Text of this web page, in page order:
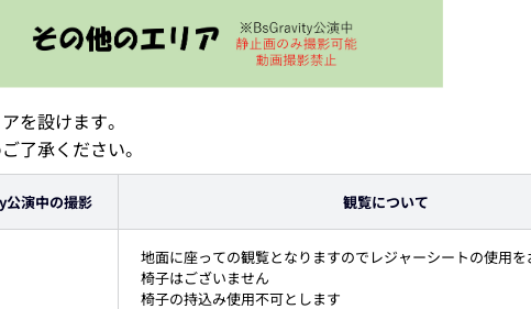
を設けます。
了承ください。
演中の撮影 観覧について
地面に座っての観覧となりますのでレジャーシートの使用を
椅子はございません
椅子の持込み使用不可とします